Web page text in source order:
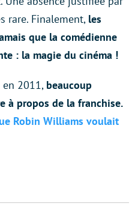
rare. Finalement, les
que la comédienne
: la magie du cinéma !
en 2011, beaucoup
à propos de la franchise.
Robin Williams voulait